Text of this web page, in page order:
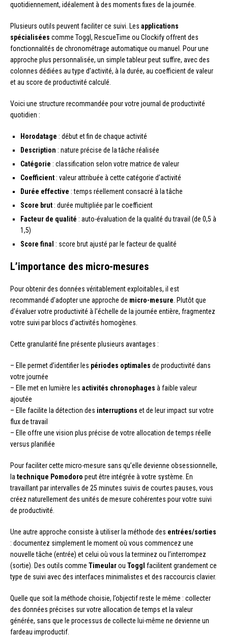
quotidiennement, idéalement à des moments fixes de la journée.
Plusieurs outils peuvent faciliter ce suivi. Les applications
spécialisées comme Toggl, RescueTime ou Clockify offrent des
fonctionnalités de chronométrage automatique ou manuel. Pour une
approche plus personnalisée, un simple tableur peut suffire, avec des
colonnes dédiées au type d’activité, à la durée, au coefficient de valeur
et au score de productivité calculé.
Voici une structure recommandée pour votre journal de productivité
quotidien :
Horodatage : début et fin de chaque activité
Description : nature précise de la tâche réalisée
Catégorie : classification selon votre matrice de valeur
Coefficient : valeur attribuée à cette catégorie d’activité
Durée effective : temps réellement consacré à la tâche
Score brut : durée multipliée par le coefficient
Facteur de qualité : auto-évaluation de la qualité du travail (de 0,5 à
1,5)
Score final : score brut ajusté par le facteur de qualité
L’importance des micro-mesures
Pour obtenir des données véritablement exploitables, il est
recommandé d’adopter une approche de micro-mesure . Plutôt que
d’évaluer votre productivité à l’échelle de la journée entière, fragmentez
votre suivi par blocs d’activités homogènes.
Cette granularité fine présente plusieurs avantages :
– Elle permet d’identifier les périodes optimales de productivité dans
votre journée
– Elle met en lumière les activités chronophages à faible valeur
ajoutée
– Elle facilite la détection des interruptions et de leur impact sur votre
flux de travail
– Elle offre une vision plus précise de votre allocation de temps réelle
versus planifiée
Pour faciliter cette micro-mesure sans qu’elle devienne obsessionnelle,
la technique Pomodoro peut être intégrée à votre système. En
travaillant par intervalles de 25 minutes suivis de courtes pauses, vous
créez naturellement des unités de mesure cohérentes pour votre suivi
de productivité.
Une autre approche consiste à utiliser la méthode des entrées/sorties
: documentez simplement le moment où vous commencez une
nouvelle tâche (entrée) et celui où vous la terminez ou l’interrompez
(sortie). Des outils comme Timeularou Toggl facilitent grandement ce
type de suivi avec des interfaces minimalistes et des raccourcis clavier.
Quelle que soit la méthode choisie, l’objectif reste le même : collecter
des données précises sur votre allocation de temps et la valeur
générée, sans que le processus de collecte lui-même ne devienne un
fardeau improductif.